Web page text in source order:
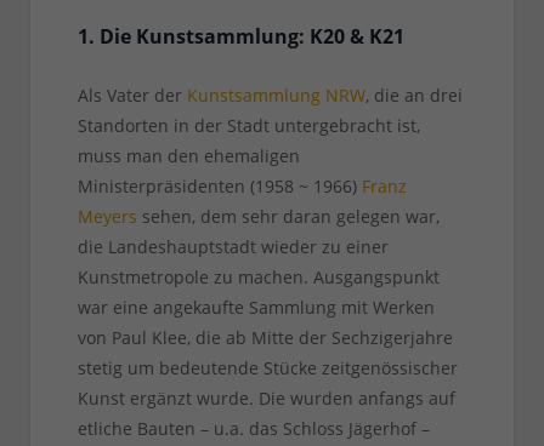
1. Die Kunstsammlung: K20 & K21
Als Vater der Kunstsammlung NRW, die an drei
Standorten in der Stadt untergebracht ist,
muss man den ehemaligen
Ministerpräsidenten (1958 ~ 1966) Franz
Meyers sehen, dem sehr daran gelegen war,
die Landeshauptstadt wieder zu einer
Kunstmetropole zu machen. Ausgangspunkt
war eine angekaufte Sammlung mit Werken
von Paul Klee, die ab Mitte der Sechzigerjahre
stetig um bedeutende Stücke zeitgenössischer
Kunst ergänzt wurde. Die wurden anfangs auf
etliche Bauten – u.a. das Schloss Jägerhof –